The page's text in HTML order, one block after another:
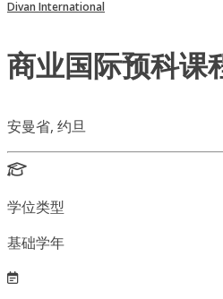
Divan International
商业国际预科课
安曼省, 约旦
学位类型
基础学年